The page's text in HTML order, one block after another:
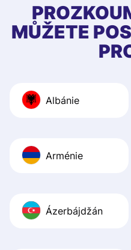
MŮŽETE
Albánie
Arménie
Ázerbájdžán